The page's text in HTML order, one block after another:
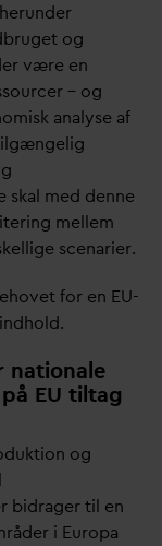
og
være en
– og
analyse af
skal med denne
mellem
scenarier.
for en EU-
nationale
EU tiltag
og
bidrager til en
i Europa